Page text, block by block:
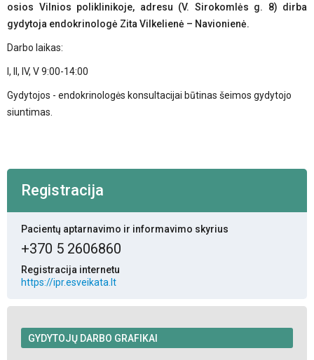
osios Vilnios poliklinikoje, adresu (V. Sirokomlės g. 8) dirba
gydytoja endokrinologė Zita Vilkelienė – Navionienė.
Darbo laikas:
I, II, IV, V 9:00-14:00
Gydytojos - endokrinologės konsultacijai būtinas šeimos gydytojo
siuntimas.
Registracija
Pacientų aptarnavimo ir informavimo skyrius
+370 5 2606860
Registracija internetu
https://ipr.esveikata.lt
GYDYTOJŲ DARBO GRAFIKAI